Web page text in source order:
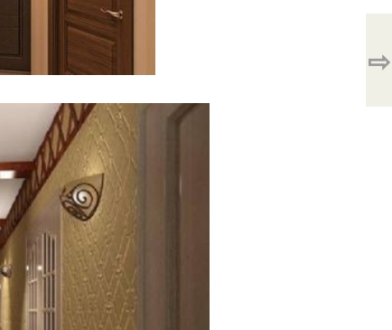
⇨